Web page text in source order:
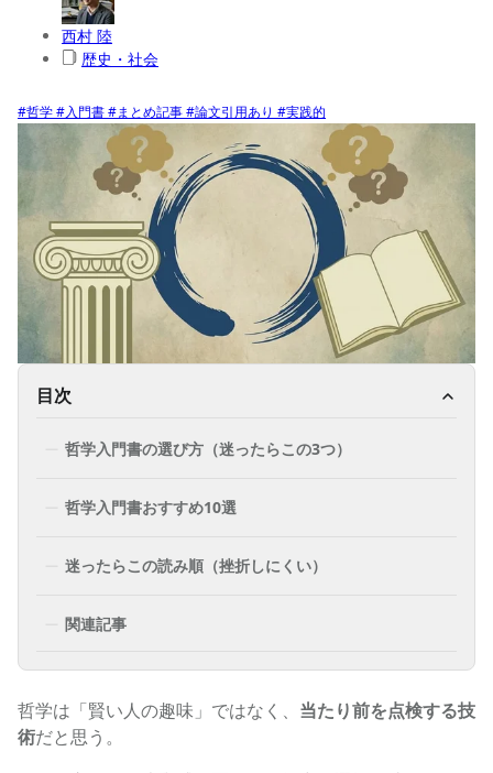
西村 陸
歴史・社会
#哲学#入門書#まとめ記事#論文引用あり #実践的
目次
哲学入門書の選び方（迷ったらこの3つ）
哲学入門書おすすめ10選
迷ったらこの読み順（挫折しにくい）
関連記事
哲学は「賢い人の趣味」ではなく、 当たり前を点検する技
術だと思う。